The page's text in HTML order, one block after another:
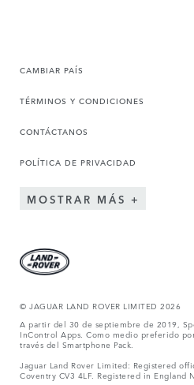
CAMBIAR PAÍS
TÉRMINOS Y CONDICIONES
CONTÁCTANOS
POLÍTICA DE PRIVACIDAD
MOSTRAR MÁS
© JAGUAR LAND ROVER LIMITED 2026
A partir del 30 de septiembre de 2019,
InControl Apps. Como medio preferido
través del Smartphone Pack.
Jaguar Land Rover Limited: Registered
Coventry CV3 4LF. Registered in England